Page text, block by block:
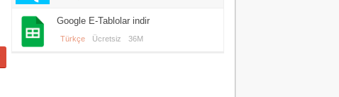
Google E-Tablolar indir
Türkçe Ücretsiz 36M